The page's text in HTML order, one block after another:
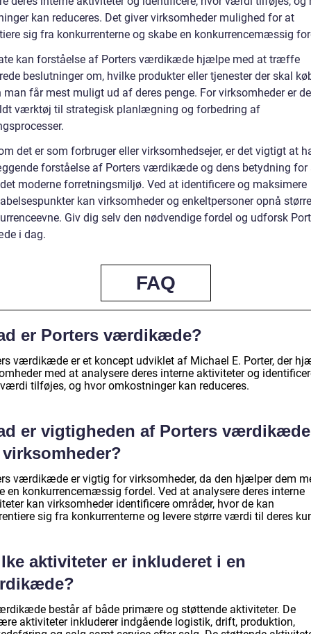
kan reduceres. Det giver virksomheder mulighed for at
sig fra konkurrenterne og skabe en konkurrencemæssig
kan forståelse af Porters værdikæde hjælpe med at træffe
beslutninger om, hvilke produkter eller tjenester der skal
man får mest muligt ud af deres penge. For virksomheder er
værktøj til strategisk planlægning og forbedring af
det er som forbruger eller virksomhedsejer, er det vigtigt at
forståelse af Porters værdikæde og dens betydning for
moderne forretningsmiljø. Ved at identificere og maksimere
kan virksomheder og enkeltpersoner opnå
Giv dig selv den nødvendige fordel og udforsk
i dag.
FAQ
er Porters værdikæde?
værdikæde er et koncept udviklet af Michael E. Porter, der
med at analysere deres interne aktiviteter og
tilføjes, og hvor omkostninger kan reduceres.
er vigtigheden af Porters værdikæde
værdikæde er vigtig for virksomheder, da den hjælper dem
en konkurrencemæssig fordel. Ved at analysere deres interne
kan virksomheder identificere områder, hvor de kan
sig fra konkurrenterne og levere større værdi til deres
aktiviteter er inkluderet i en
består af både primære og støttende aktiviteter. De
aktiviteter inkluderer indgående logistik, drift, produktion,